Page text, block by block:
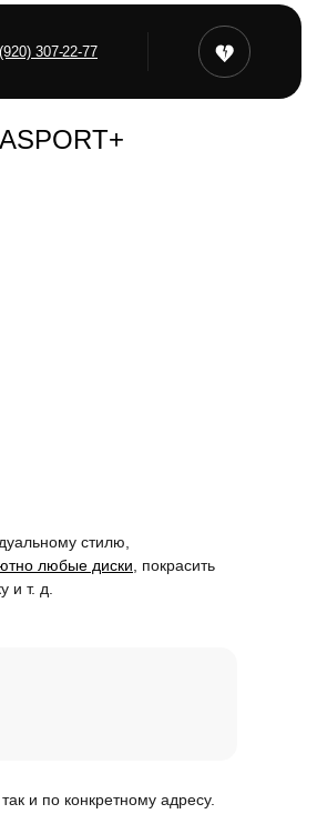
307-22-77
стилю,
любые диски , покрасить
и т. д.
и по конкретному адресу.